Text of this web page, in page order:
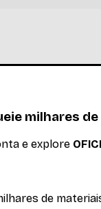
milhares
e explore
de